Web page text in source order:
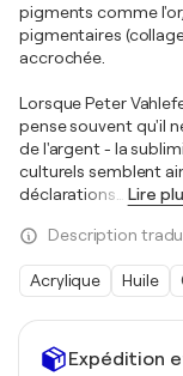
Expédition
pigments comme
pigmentaires
accrochée.
Lorsque Peter
pense souvent qu'il
de l'argent - la
culturels semblent
déclarations
Lire
Description
Acrylique Huile